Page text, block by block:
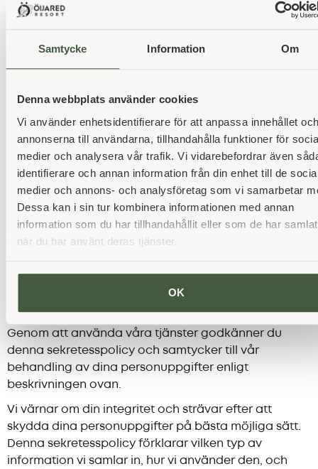
Samtycke Information Om
Denna webbplats använder cookies
Vi använder enhetsidentifierare för att anpassa innehållet och
annonserna till användarna, tillhandahålla funktioner för
medier och analysera vår trafik. Vi vidarebefordrar även
identifierare och annan information från din enhet till de
medier och annons- och analysföretag som vi samarbetar
Dessa kan i sin tur kombinera informationen med annan
information som du har tillhandahållit eller som de har
när du har använt deras tjänster.
OK
som anges i denna sekretesspolicy, om inte längre
lagringstid krävs enligt lag.
Tredje part:Vi kan använda tredje part för att hjälpa
oss med våra tjänster, men de har endast tillgång till
uppgifter och får inte använda den för något annat
ändamål.
Ändringar i sekretesspolicyn:
uppdatera denna sekretesspolicy vid behov.
du uppmanas att regelbundet granska policyn för
Kontakta oss:Om du har frågor eller funderingar
dina personuppgifter, är du välkommen att kontakta
oss via de kontaktuppgifter som tillhandahålls på vår
Genom att använda våra tjänster godkänner du
denna sekretesspolicy och samtycker till vår
behandling av dina personuppgifter enligt
beskrivningen ovan.
Vi värnar om din integritet och strävar efter att
skydda dina personuppgifter på bästa möjliga sätt.
Denna sekretesspolicy förklarar vilken typ av
information vi samlar in, hur vi använder den, och